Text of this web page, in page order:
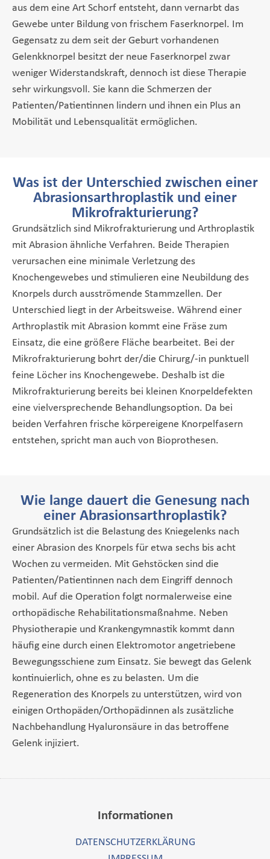
aus dem eine Art Schorf entsteht, dann vernarbt das
Gewebe unter Bildung von frischem Faserknorpel. Im
Gegensatz zu dem seit der Geburt vorhandenen
Gelenkknorpel besitzt der neue Faserknorpel zwar
weniger Widerstandskraft, dennoch ist diese Therapie
sehr wirkungsvoll. Sie kann die Schmerzen der
Patienten/Patientinnen lindern und ihnen ein Plus an
Mobilität und Lebensqualität ermöglichen.
Was ist der Unterschied zwischen einer
Abrasionsarthroplastik und einer
Mikrofrakturierung?
Grundsätzlich sind Mikrofrakturierung und Arthroplastik
mit Abrasion ähnliche Verfahren. Beide Therapien
verursachen eine minimale Verletzung des
Knochengewebes und stimulieren eine Neubildung des
Knorpels durch ausströmende Stammzellen. Der
Unterschied liegt in der Arbeitsweise. Während einer
Arthroplastik mit Abrasion kommt eine Fräse zum
Einsatz, die eine größere Fläche bearbeitet. Bei der
Mikrofrakturierung bohrt der/die Chirurg/-in punktuell
feine Löcher ins Knochengewebe. Deshalb ist die
Mikrofrakturierung bereits bei kleinen Knorpeldefekten
eine vielversprechende Behandlungsoption. Da bei
beiden Verfahren frische körpereigene Knorpelfasern
entstehen, spricht man auch von Bioprothesen.
Wie lange dauert die Genesung nach
einer Abrasionsarthroplastik?
Grundsätzlich ist die Belastung des Kniegelenks nach
einer Abrasion des Knorpels für etwa sechs bis acht
Wochen zu vermeiden. Mit Gehstöcken sind die
Patienten/Patientinnen nach dem Eingriff dennoch
mobil. Auf die Operation folgt normalerweise eine
orthopädische Rehabilitationsmaßnahme. Neben
Physiotherapie und Krankengymnastik kommt dann
häufig eine durch einen Elektromotor angetriebene
Bewegungsschiene zum Einsatz. Sie bewegt das Gelenk
kontinuierlich, ohne es zu belasten. Um die
Regeneration des Knorpels zu unterstützen, wird von
einigen Orthopäden/Orthopädinnen als zusätzliche
Nachbehandlung Hyaluronsäure in das betroffene
Gelenk injiziert.
Informationen
DATENSCHUTZERKLÄRUNG